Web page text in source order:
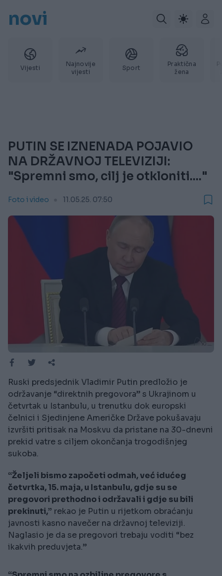
novi
Vijesti
Najnovije
vijesti
Sport
Praktična
žena
PUTIN SE IZNENADA POJAVIO
NA DRŽAVNOJ TELEVIZIJI:
"Spremni smo, cilj je otkloniti...."
Foto i video 11.05.25. 07:50
Ruski predsjednik Vladimir Putin predložio je
održavanje “direktnih pregovora” s Ukrajinom u
četvrtak u Istanbulu, u trenutku dok europski
čelnici i Sjedinjene Američke Države pokušavaju
izvršiti pritisak na Moskvu da pristane na 30-dnevni
prekid vatre s ciljem okončanja trogodišnjeg
sukoba.
“Željeli bismo započeti odmah, već idućeg
četvrtka, 15. maja, u Istanbulu, gdje su se
pregovori prethodno i održavali i gdje su bili
prekinuti,” rekao je Putin u rijetkom obraćanju
javnosti kasno navečer na državnoj televiziji.
Naglasio je da se pregovori trebaju voditi “bez
ikakvih preduvjeta.”